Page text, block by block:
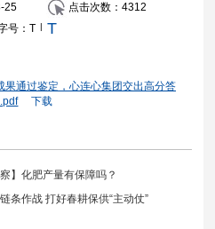
25 点击次数：4312
号： T | T
通过鉴定，心连心集团交出高分答
下载
察】化肥产量有保障吗？
条作战 打好春耕保供“主动仗”